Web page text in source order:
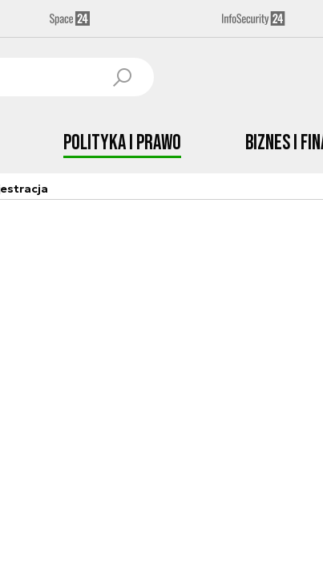
Polityka i prawo Biznes i